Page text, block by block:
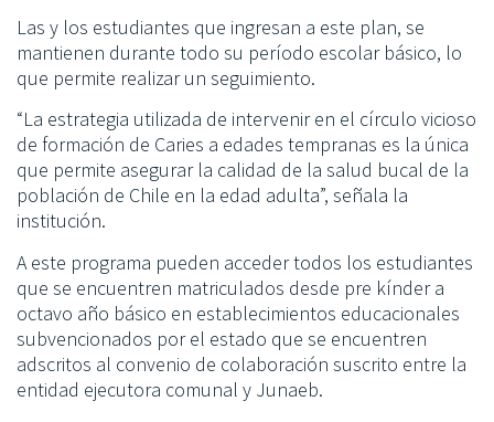
Las y los estudiantes que ingresan a este plan, se
mantienen durante todo su período escolar básico, lo
que permite realizar un seguimiento.
“La estrategia utilizada de intervenir en el círculo vicioso
de formación de Caries a edades tempranas es la única
que permite asegurar la calidad de la salud bucal de la
población de Chile en la edad adulta”, señala la
institución.
A este programa pueden acceder todos los estudiantes
que se encuentren matriculados desde pre kínder a
octavo año básico en establecimientos educacionales
subvencionados por el estado que se encuentren
adscritos al convenio de colaboración suscrito entre la
entidad ejecutora comunal y Junaeb.